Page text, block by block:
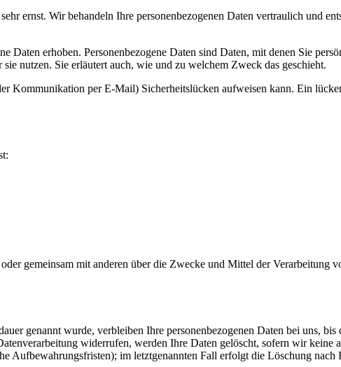
ernst. Wir behandeln Ihre personenbezogenen Daten vertraulich und
Daten erhoben. Personenbezogene Daten sind Daten, mit denen Sie
nutzen. Sie erläutert auch, wie und zu welchem Zweck das geschieht.
Kommunikation per E-Mail) Sicherheitslücken aufweisen kann. Ein
gemeinsam mit anderen über die Zwecke und Mittel der Verarbeitung
genannt wurde, verbleiben Ihre personenbezogenen Daten bei uns,
widerrufen, werden Ihre Daten gelöscht, sofern wir keine
Aufbewahrungsfristen); im letztgenannten Fall erfolgt die Löschung nach